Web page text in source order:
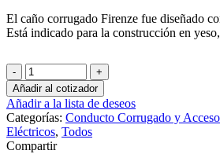
El caño corrugado Firenze fue diseñado
Está indicado para la construcción en
Cuplas
para
caños
32mm
cantidad
Añadir al cotizador
Añadir a la lista de deseos
Categorías: Conducto Corrugado y
Eléctricos, Todos
Compartir